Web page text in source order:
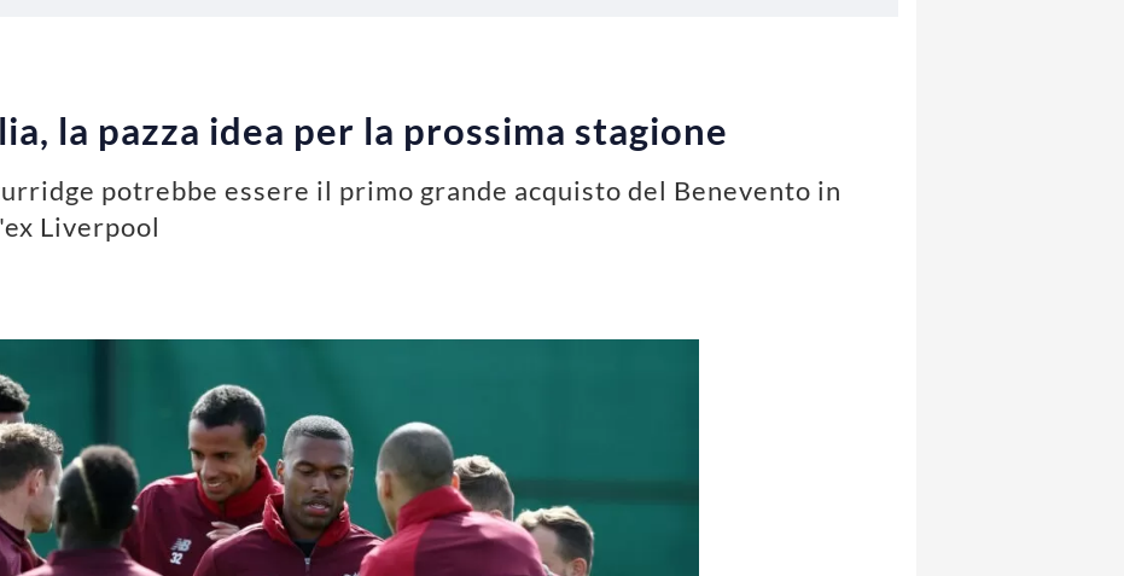
la pazza idea per la prossima stagione
potrebbe essere il primo grande acquisto del Benevento in
Liverpool